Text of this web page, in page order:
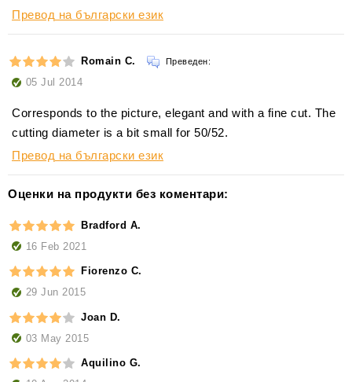
Превод на български език
Romain C. Преведен:
05 Jul 2014
Corresponds to the picture, elegant and with a fine cut. The
cutting diameter is a bit small for 50/52.
Превод на български език
Оценки на продукти без коментари:
Bradford A.
16 Feb 2021
Fiorenzo C.
29 Jun 2015
Joan D.
03 May 2015
Aquilino G.